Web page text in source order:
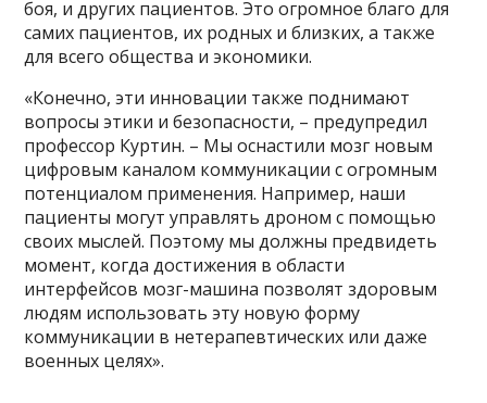
боя, и других пациентов. Это огромное благо для
самих пациентов, их родных и близких, а также
для всего общества и экономики.
«Конечно, эти инновации также поднимают
вопросы этики и безопасности, – предупредил
профессор Куртин. – Мы оснастили мозг новым
цифровым каналом коммуникации с огромным
потенциалом применения. Например, наши
пациенты могут управлять дроном с помощью
своих мыслей. Поэтому мы должны предвидеть
момент, когда достижения в области
интерфейсов мозг-машина позволят здоровым
людям использовать эту новую форму
коммуникации в нетерапевтических или даже
военных целях».